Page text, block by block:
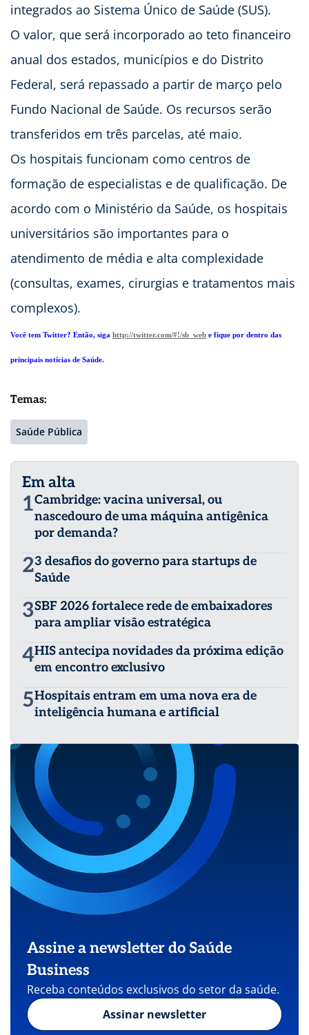
integrados ao Sistema Único de Saúde (SUS).
O valor, que será incorporado ao teto financeiro
anual dos estados, municípios e do Distrito
Federal, será repassado a partir de março pelo
Fundo Nacional de Saúde. Os recursos serão
transferidos em três parcelas, até maio.
Os hospitais funcionam como centros de
formação de especialistas e de qualificação. De
acordo com o Ministério da Saúde, os hospitais
universitários são importantes para o
atendimento de média e alta complexidade
(consultas, exames, cirurgias e tratamentos mais
complexos).
Você tem Twitter? Então, siga http://twitter.com/#!/sb_web e fique por dentro das
principais notícias de Saúde.
Temas:
Saúde Pública
Em alta
1Cambridge: vacina universal, ou
nascedouro de uma máquina antigênica
por demanda?
23 desafios do governo para startups de
Saúde
3SBF 2026 fortalece rede de embaixadores
para ampliar visão estratégica
4HIS antecipa novidades da próxima edição
em encontro exclusivo
5Hospitais entram em uma nova era de
inteligência humana e artificial
Assine a newsletter do Saúde
Business
Receba conteúdos exclusivos do setor da saúde.
Assinar newsletter